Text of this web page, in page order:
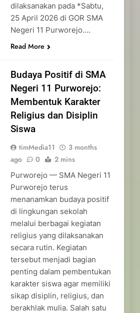
dilaksanakan pada *Sabtu,
25 April 2026 di GOR SMA
Negeri 11 Purworejo….
Read More
Budaya Positif di SMA
Negeri 11 Purworejo:
Membentuk Karakter
Religius dan Disiplin
Siswa
timMedia11
3 months
ago
0 2 mins
Purworejo — SMA Negeri 11
Purworejo terus
menanamkan budaya positif
di lingkungan sekolah
melalui berbagai kegiatan
religius yang dilaksanakan
secara rutin. Kegiatan
tersebut menjadi bagian
penting dalam pembentukan
karakter siswa agar memiliki
sikap disiplin, religius, dan
berakhlak mulia. Salah satu